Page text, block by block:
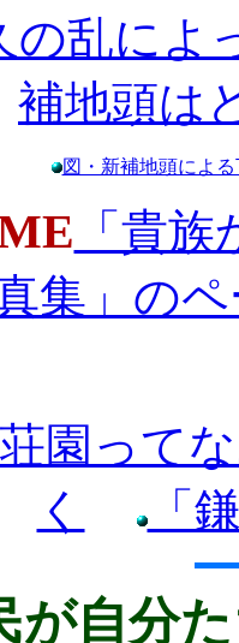
の乱によ
補地頭は
図・新補地頭によ
「貴
集」の
荘園って
く
「
が自分